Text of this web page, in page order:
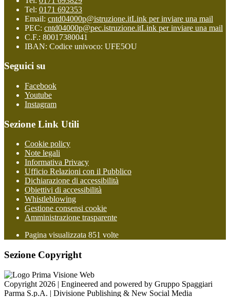
Tel: 0171 692353
Email: cntd04000p@istruzione.itLink per inviare una mail
PEC: cntd04000p@pec.istruzione.itLink per inviare una mail
C.F.: 80017380041
IBAN: Codice univoco: UFE5OU
Seguici su
Facebook
Youtube
Instagram
Sezione Link Utili
Cookie policy
Note legali
Informativa Privacy
Ufficio Relazioni con il Pubblico
Dichiarazione di accessibilità
Obiettivi di accessibilità
Whistleblowing
Gestione consensi cookie
Amministrazione trasparente
Pagina visualizzata 851 volte
Sezione Copyright
Copyright 2026 | Engineered and powered by Gruppo Spaggiari
Parma S.p.A. | Divisione Publishing & New Social Media